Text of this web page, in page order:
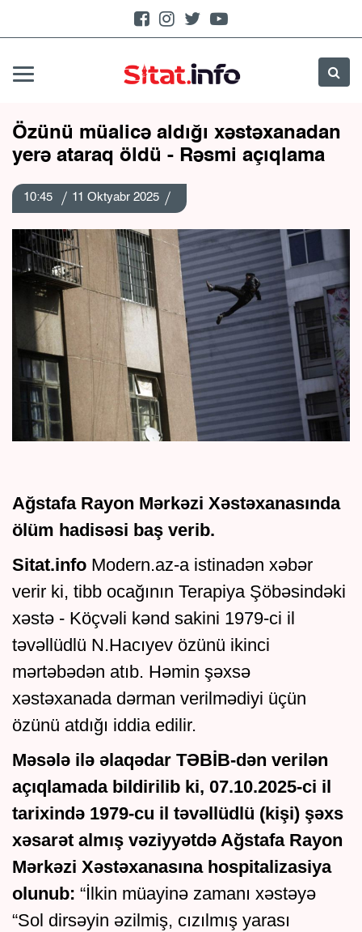
Özünü müalicə aldığı xəstəxanadan
yerə ataraq öldü - Rəsmi açıqlama
10:45 11 Oktyabr 2025
Ağstafa Rayon Mərkəzi Xəstəxanasında
ölüm hadisəsi baş verib.
Sitat.info Modern.az-a istinadən xəbər
verir ki, tibb ocağının Terapiya Şöbəsindəki
xəstə - Köçvəli kənd sakini 1979-ci il
təvəllüdlü N.Hacıyev özünü ikinci
mərtəbədən atıb. Həmin şəxsə
xəstəxanada dərman verilmədiyi üçün
özünü atdığı iddia edilir.
Məsələ ilə əlaqədar TƏBİB-dən verilən
açıqlamada bildirilib ki, 07.10.2025-ci il
tarixində 1979-cu il təvəllüdlü (kişi) şəxs
xəsarət almış vəziyyətdə Ağstafa Rayon
Mərkəzi Xəstəxanasına hospitalizasiya
olunub: “İlkin müayinə zamanı xəstəyə
“Sol dirsəyin əzilmiş, cızılmış yarası